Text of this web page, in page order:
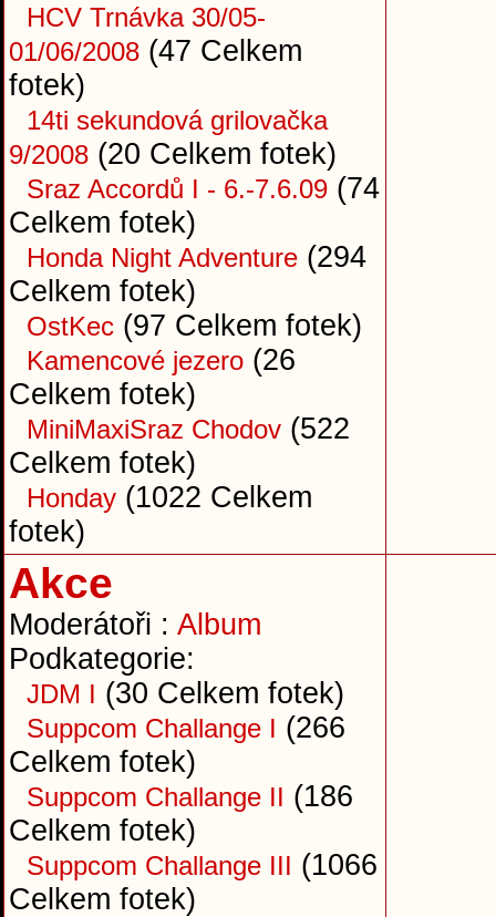
HCV Trnávka 30/05-
01/06/2008 (47 Celkem
fotek)
14ti sekundová grilovačka
9/2008 (20 Celkem fotek)
Sraz Accordů I - 6.-7.6.09 (74
Celkem fotek)
Honda Night Adventure (294
Celkem fotek)
OstKec (97 Celkem fotek)
Kamencové jezero (26
Celkem fotek)
MiniMaxiSraz Chodov (522
Celkem fotek)
Honday (1022 Celkem
fotek)
Akce
Moderátoři : Album
Podkategorie:
JDM I (30 Celkem fotek)
Suppcom Challange I (266
Celkem fotek)
Suppcom Challange II (186
Celkem fotek)
Suppcom Challange III (1066
Celkem fotek)